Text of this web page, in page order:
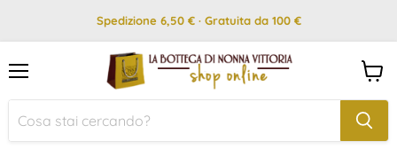
Spedizione 6,50 € · Gratuita da 100 €
il